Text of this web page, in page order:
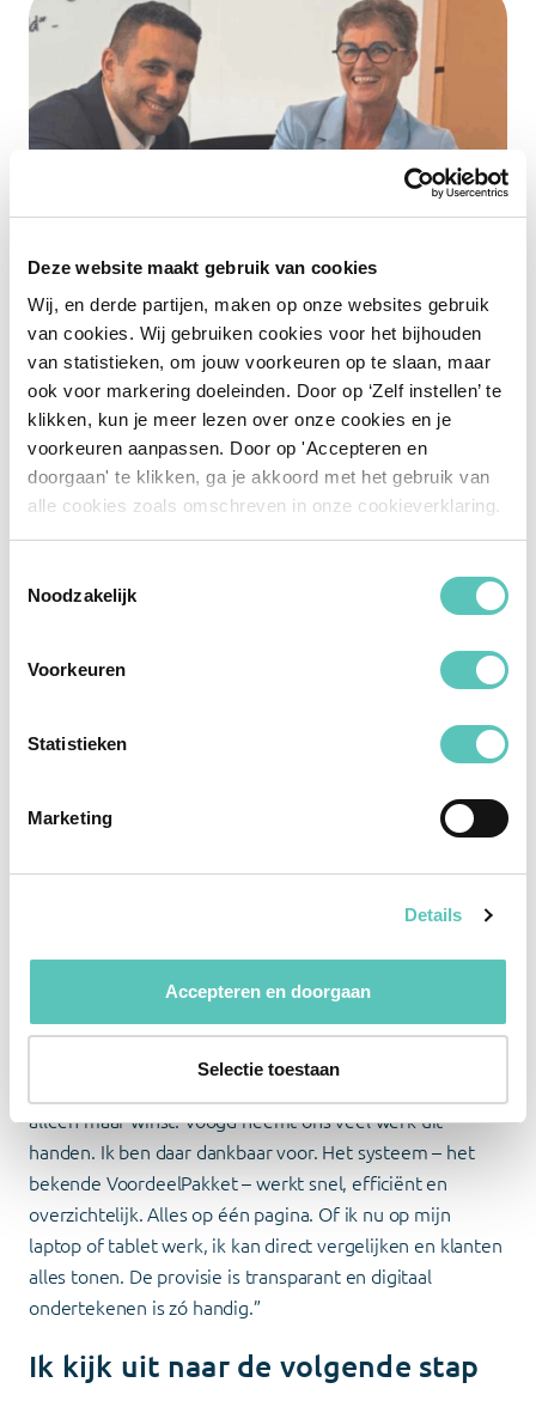
Deze website maakt gebruik van cookies
Wij, en derde partijen, maken op onze websites gebruik
van cookies. Wij gebruiken cookies voor het bijhouden
van statistieken, om jouw voorkeuren op te slaan, maar
ook voor markering doeleinden. Door op ‘Zelf instellen’ te
klikken, kun je meer lezen over onze cookies en je
voorkeuren aanpassen. Door op 'Accepteren en
doorgaan' te klikken, ga je akkoord met het gebruik van
alle cookies zoals omschreven in onze cookieverklaring.
Noodzakelijk
Voorkeuren
Statistieken
Marketing
Details
Accepteren en doorgaan
Selectie toestaan
We groeien, maar blijven
dichtbij
“Onze core business is hypotheken, verzekeringen
en kredieten. Wat ons typeert? 100% aandacht.
Mensen behandelen zoals je zelf behandeld wilt
worden – daar staan we voor. ‘Practise what you
preach’ is bij ons geen loze kreet. Ondanks onze
hebben we vijf medewerkers in dienst. Dat betekent
vind ik lastig. Ik wil alles zélf regelen voor mijn
sdsd
Voogd ontzorgt ons écht
Een paar jaar geleden kwam Hakan in contact met
Marleen Bijl, Accountmanager bij Voogd. “Ze kwam langs
alleen maar winst. Voogd neemt ons veel werk uit
handen. Ik ben daar dankbaar voor. Het systeem – het
bekende VoordeelPakket – werkt snel, efficiënt en
overzichtelijk. Alles op één pagina. Of ik nu op mijn
laptop of tablet werk, ik kan direct vergelijken en klanten
alles tonen. De provisie is transparant en digitaal
ondertekenen is zó handig.”
Ik kijk uit naar de volgende stap